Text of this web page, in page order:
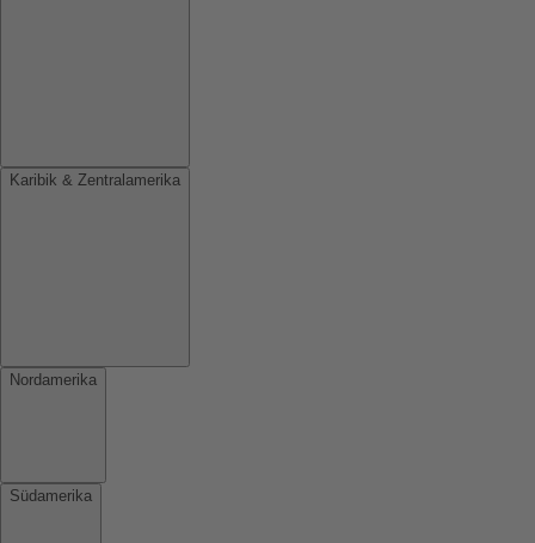
Karibik & Zentralamerika
Nordamerika
Südamerika